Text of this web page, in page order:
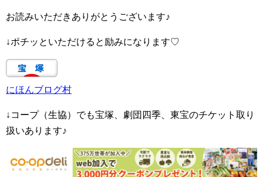
お読みいただきありがとうございます♪
↓ポチッといただけると励みになります♡
にほんブログ村
↓コープ（生協）でも宝塚、劇団四季、東宝のチケット取り
扱いあります♪